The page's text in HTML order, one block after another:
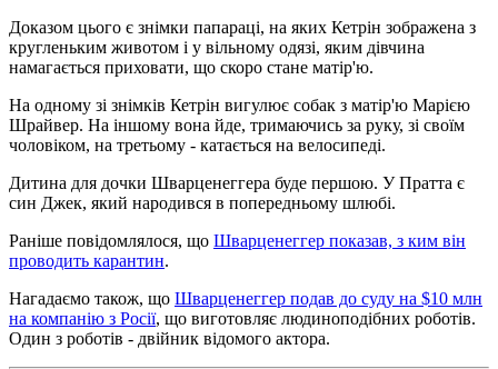
Доказом цього є знімки папараці, на яких Кетрін зображена з
кругленьким животом і у вільному одязі, яким дівчина
намагається приховати, що скоро стане матір'ю.
На одному зі знімків Кетрін вигулює собак з матір'ю Марією
Шрайвер. На іншому вона йде, тримаючись за руку, зі своїм
чоловіком, на третьому - катається на велосипеді.
Дитина для дочки Шварценеггера буде першою. У Пратта є
син Джек, який народився в попередньому шлюбі.
Раніше повідомлялося, що Шварценеггер показав, з ким він
проводить карантин.
Нагадаємо також, що Шварценеггер подав до суду на $10 млн
на компанію з Росії, що виготовляє людиноподібних роботів.
Один з роботів - двійник відомого актора.